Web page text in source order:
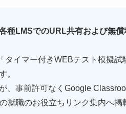
種LMSでのURL共有および無
イマー付きWEBテスト模擬試
。
、事前許可なくGoogle
就職のお役立ちリンク集内へ掲